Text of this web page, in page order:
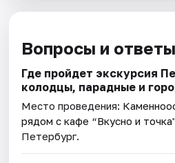
Вопросы и ответы
Где пройдет экскурсия
колодцы, парадные и
Место проведения:
рядом с кафе “Вкусно и точка"
Петербург.